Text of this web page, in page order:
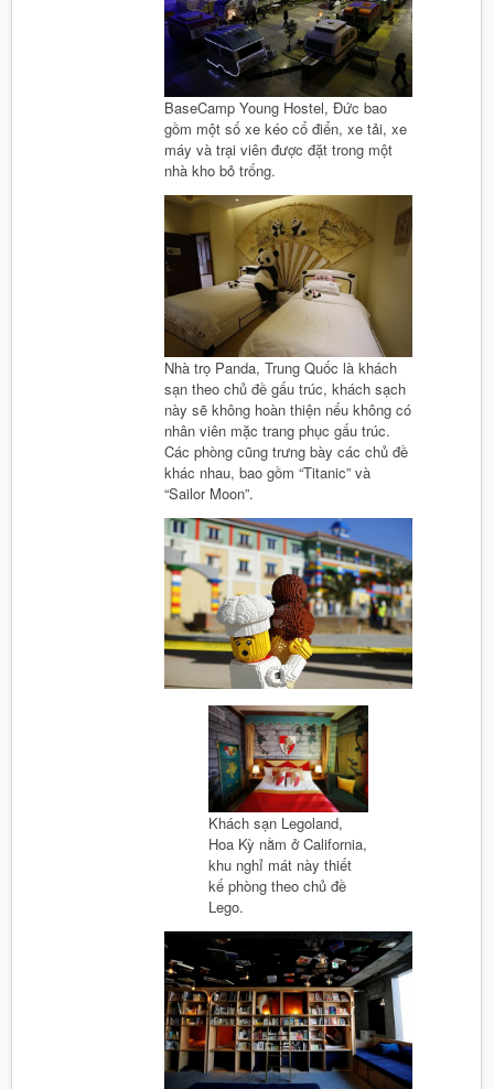
BaseCamp Young Hostel, Đức bao
gồm một số xe kéo cổ điển, xe tải, xe
máy và trại viên được đặt trong một
nhà kho bỏ trống.
Nhà trọ Panda, Trung Quốc là khách
sạn theo chủ đề gấu trúc, khách sạch
này sẽ không hoàn thiện nếu không có
nhân viên mặc trang phục gấu trúc.
Các phòng cũng trưng bày các chủ đề
khác nhau, bao gồm “Titanic” và
“Sailor Moon”.
Khách sạn Legoland,
Hoa Kỳ nằm ở California,
khu nghỉ mát này thiết
kế phòng theo chủ đề
Lego.